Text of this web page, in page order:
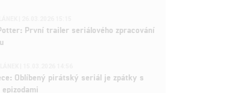
První trailer seriálového zpracování
Oblíbený pirátský seriál je zpátky s